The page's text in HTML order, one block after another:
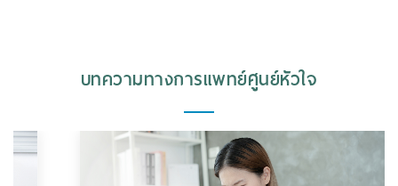
บทความทางการแพทย์ศูนย์หัวใจ